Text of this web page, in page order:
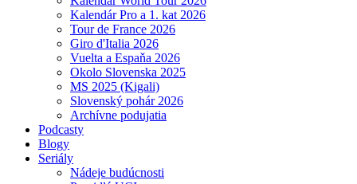
Kalendár Pro a 1. kat 2026
Tour de France 2026
Giro d'Italia 2026
Vuelta a Espaňa 2026
Okolo Slovenska 2025
MS 2025 (Kigali)
Slovenský pohár 2026
Archívne podujatia
Podcasty
Blogy
Seriály
Nádeje budúcnosti